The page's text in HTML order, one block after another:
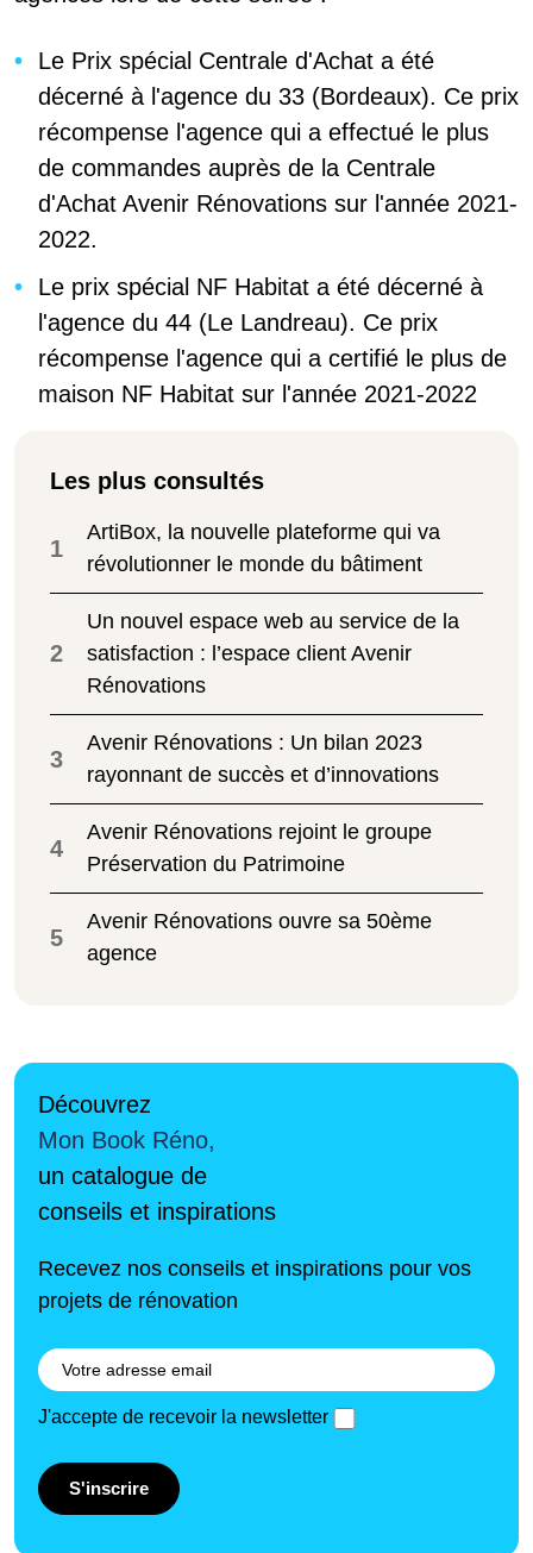
Le Prix spécial Centrale d'Achat a été
décerné à l'agence du 33 (Bordeaux). Ce prix
récompense l'agence qui a effectué le plus
de commandes auprès de la Centrale
d'Achat Avenir Rénovations sur l'année 2021-
2022.
Le prix spécial NF Habitat a été décerné à
l'agence du 44 (Le Landreau). Ce prix
récompense l'agence qui a certifié le plus de
maison NF Habitat sur l'année 2021-2022
Les plus consultés
1
ArtiBox, la nouvelle plateforme qui va
révolutionner le monde du bâtiment
2
Un nouvel espace web au service de la
satisfaction : l’espace client Avenir
Rénovations
3
Avenir Rénovations : Un bilan 2023
rayonnant de succès et d’innovations
4
Avenir Rénovations rejoint le groupe
Préservation du Patrimoine
5
Avenir Rénovations ouvre sa 50ème
agence
Découvrez
Mon Book Réno,
un catalogue de
conseils et inspirations
Recevez nos conseils et inspirations pour vos
projets de rénovation
J'accepte de recevoir la newsletter
S'inscrire